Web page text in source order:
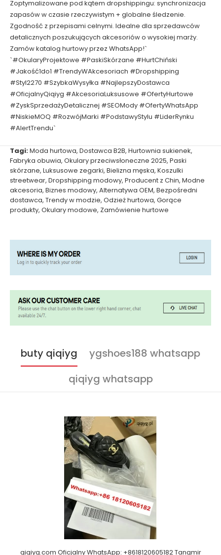
Zoptymalizowane pod kątem dropshippingu: synchronizacja
zapasów w czasie rzeczywistym + globalne śledzenie.
Zgodność z przepisami celnymi. Idealne dla sprzedawców
detalicznych poszukujących akcesoriów o wysokiej marży.
Zamów katalog hurtowy przez WhatsApp!`
`#OkularyProjektowe #PaskiSkórzane #HurtChiński
#Jakość1do1 #TrendyWAkcesoriach #Dropshipping
#Styl2270 #SzybkaWysyłka #NajlepszyDostawca
#OficjalnyQiqiyg #AkcesoriaLuksusowe #OfertyHurtowe
#ZyskSprzedażyDetalicznej #SEOMody #OfertyWhatsApp
#NiskieMOQ #RozwójMarki #PodstawyStylu #LiderRynku
#AlertTrendu`
Tagi:Moda hurtowa, Dostawca B2B, Hurtownia sukienek,
Fabryka obuwia, Okulary przeciwsłoneczne 2025, Paski
skórzane, Luksusowe zegarki, Bielizna męska, Koszulki
streetwear, Dropshipping modowy, Producent z Chin, Modne
akcesoria, Biznes modowy, Alternatywa OEM, Bezpośredni
dostawca, Trendy w modzie, Odzież hurtowa, Gorące
produkty, Okulary modowe, Zamówienie hurtowe
buty qiqiyg
ygshoes188 whatsapp
qiqiyg whatsapp
qiqiyg.com Oficjalny WhatsApp: +8618120605182 Tangmir